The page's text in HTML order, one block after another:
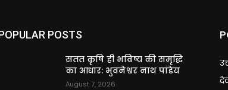
POSTS
सतत कृषि ही भविष्य की समृद्धि
का आधार: भुवनेश्वर नाथ पांडेय
August 7, 2026